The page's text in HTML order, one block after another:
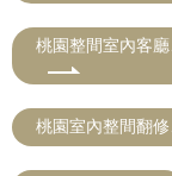
桃園整間室內客
桃園室內整間翻